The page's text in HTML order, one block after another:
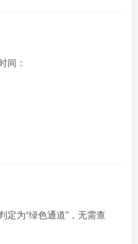
间：
定为“绿色通道”，无需查